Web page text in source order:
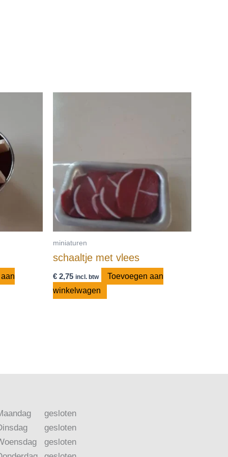
miniaturen
schaaltje met vlees
€2,75 incl. btw
Toevoegen aan
winkelwagen
gesloten
gesloten
gesloten